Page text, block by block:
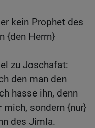
kein Prophet des
{den Herrn}
zu Joschafat:
den man den
hasse ihn, denn
sondern {nur}
des Jimla.